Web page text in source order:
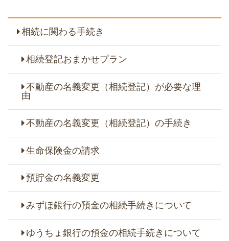
相続に関わる手続き
相続登記おまかせプラン
不動産の名義変更（相続登記）が必要な理
由
不動産の名義変更（相続登記）の手続き
生命保険金の請求
預貯金の名義変更
みずほ銀行の預金の相続手続きについて
ゆうちょ銀行の預金の相続手続きについて